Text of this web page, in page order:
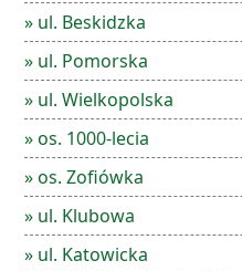
» ul. Beskidzka
» ul. Pomorska
» ul. Wielkopolska
» os. 1000-lecia
» os. Zofiówka
» ul. Klubowa
» ul. Katowicka